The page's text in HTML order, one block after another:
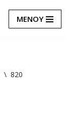
ΜΕΝΟΥ
\ 820